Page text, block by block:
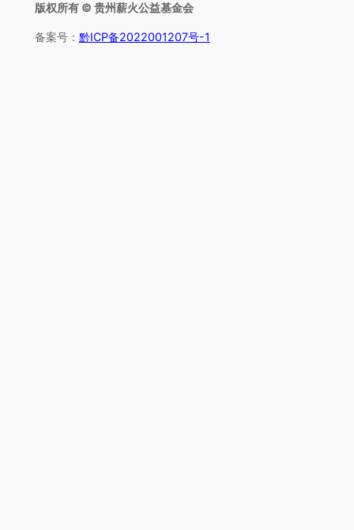
版权所有 © 贵州薪火公益基金会
备案号： 黔ICP备2022001207号-1